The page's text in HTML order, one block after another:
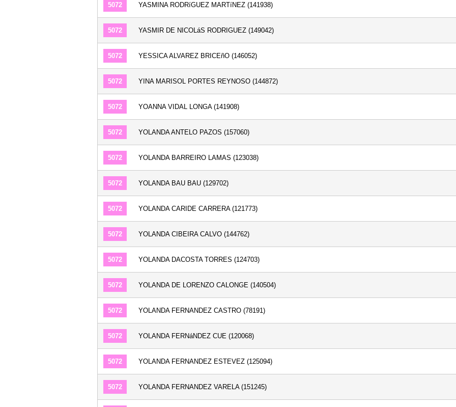
5072 YASMINA RODRíGUEZ MARTíNEZ (141938)
5072 YASMIR DE NICOLáS RODRIGUEZ (149042)
5072 YESSICA ALVAREZ BRICEñO (146052)
5072 YINA MARISOL PORTES REYNOSO (144872)
5072 YOANNA VIDAL LONGA (141908)
5072 YOLANDA ANTELO PAZOS (157060)
5072 YOLANDA BARREIRO LAMAS (123038)
5072 YOLANDA BAU BAU (129702)
5072 YOLANDA CARIDE CARRERA (121773)
5072 YOLANDA CIBEIRA CALVO (144762)
5072 YOLANDA DACOSTA TORRES (124703)
5072 YOLANDA DE LORENZO CALONGE (140504)
5072 YOLANDA FERNANDEZ CASTRO (78191)
5072 YOLANDA FERNáNDEZ CUE (120068)
5072 YOLANDA FERNANDEZ ESTEVEZ (125094)
5072 YOLANDA FERNANDEZ VARELA (151245)